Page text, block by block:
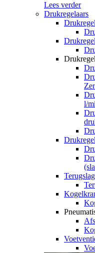
Lees verder
Drukregelaars
l/